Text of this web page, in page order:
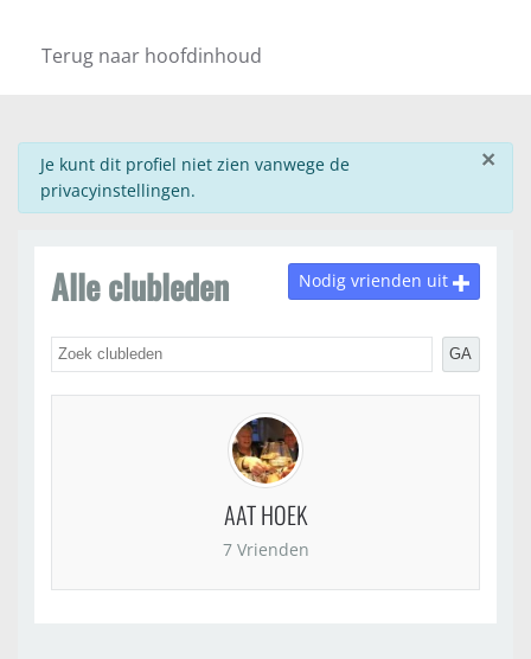
Terug naar hoofdinhoud
×
info
Je kunt dit profiel niet zien vanwege de
privacyinstellingen.
Alle clubleden
GA
Nodig vrienden uit
AAT HOEK
7 Vrienden